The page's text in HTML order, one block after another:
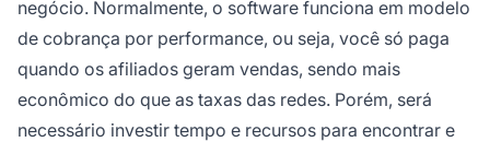
negócio. Normalmente, o software funciona em modelo
de cobrança por performance, ou seja, você só paga
quando os afiliados geram vendas, sendo mais
econômico do que as taxas das redes. Porém, será
necessário investir tempo e recursos para encontrar e